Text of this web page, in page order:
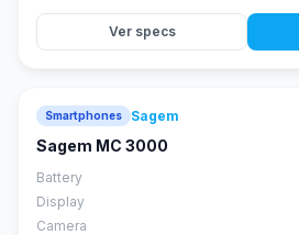
Ver specs
Smartphones Sagem
Sagem MC 3000
Battery
Display
Camera